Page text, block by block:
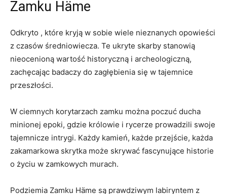
Zamku Häme
Odkryto , które ⁤kryją w sobie wiele nieznanych opowieści‍
z czasów ‍średniowiecza. Te ukryte⁢ skarby stanowią
nieocenioną wartość historyczną i ​archeologiczną,
zachęcając badaczy do zagłębienia się w tajemnice
przeszłości.
W ciemnych korytarzach zamku można ‌poczuć ducha
minionej epoki, gdzie królowie i rycerze‌ prowadzili swoje‍
tajemnicze intrygi. ⁣Każdy kamień, każde ⁣przejście,⁣ każda
zakamarkowa skrytka ⁣może skrywać ​fascynujące historie
o‌ życiu w zamkowych ⁣murach.
Podziemia Zamku ​Häme są prawdziwym labiryntem z